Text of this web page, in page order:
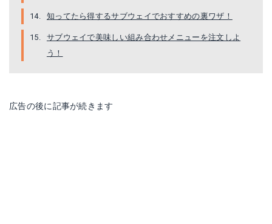
知ってたら得するサブウェイでおすすめの裏ワザ！
サブウェイで美味しい組み合わせメニューを注文しよ
う！
広告の後に記事が続きます